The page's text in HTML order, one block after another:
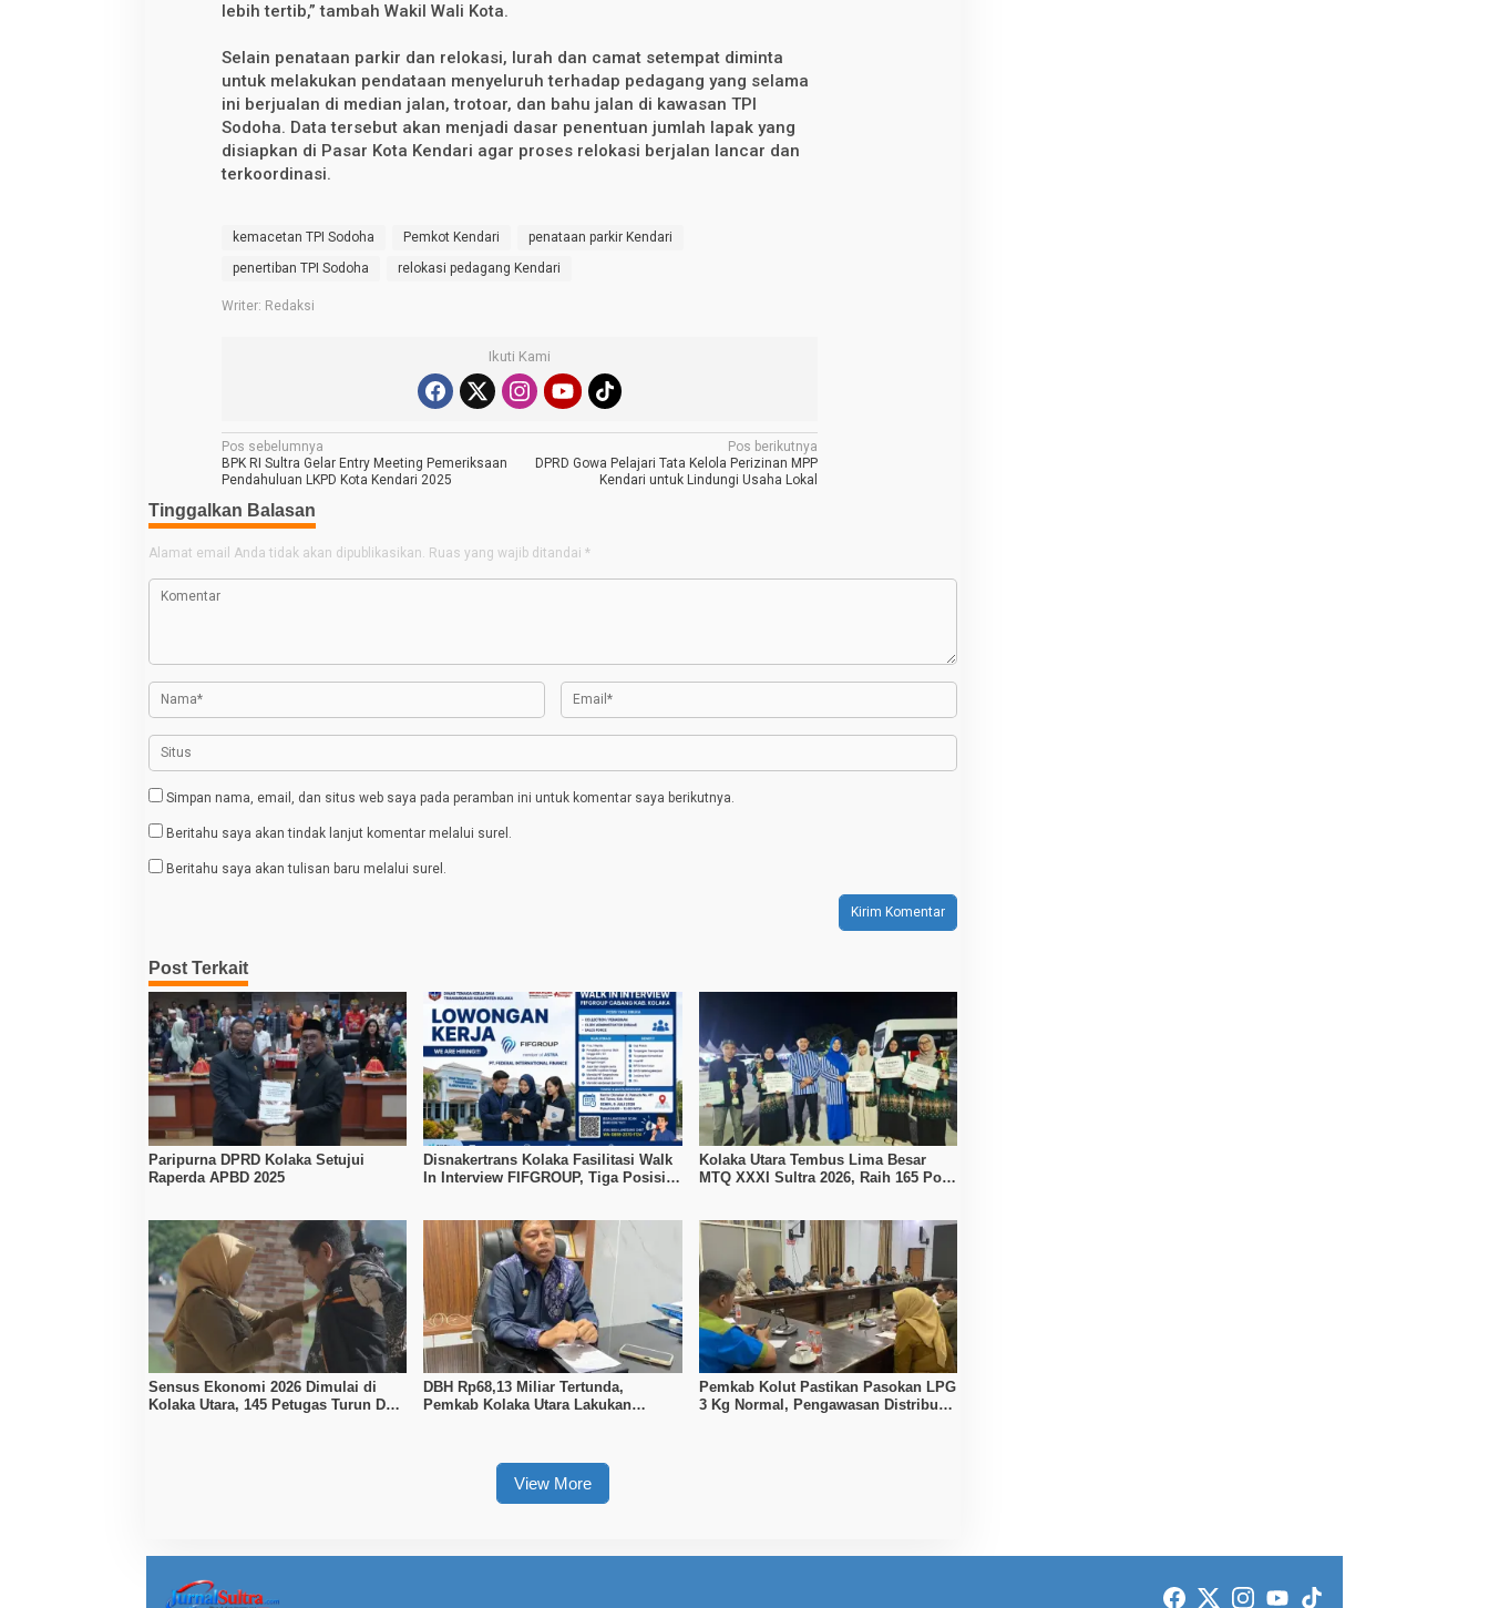
lebih tertib,” tambah Wakil Wali Kota.
Selain penataan parkir dan relokasi, lurah dan camat setempat diminta
untuk melakukan pendataan menyeluruh terhadap pedagang yang selama
ini berjualan di median jalan, trotoar, dan bahu jalan di kawasan TPI
Sodoha. Data tersebut akan menjadi dasar penentuan jumlah lapak yang
disiapkan di Pasar Kota Kendari agar proses relokasi berjalan lancar dan
terkoordinasi.
kemacetan TPI Sodoha Pemkot Kendari
penataan parkir Kendari
penertiban TPI Sodoha
relokasi pedagang Kendari
Writer: Redaksi
Ikuti Kami
N
a
v
i
p
o
s
Pos sebelumnya
BPK RI Sultra Gelar Entry Meeting Pemeriksaan
Pendahuluan LKPD Kota Kendari 2025
Pos berikutnya
DPRD Gowa Pelajari Tata Kelola Perizinan MPP
Kendari untuk Lindungi Usaha Lokal
Tinggalkan Balasan
Alamat email Anda tidak akan dipublikasikan. Ruas yang wajib ditandai *
Simpan nama, email, dan situs web saya pada peramban ini untuk komentar saya berikutnya.
Beritahu saya akan tindak lanjut komentar melalui surel.
Beritahu saya akan tulisan baru melalui surel.
Post Terkait
Paripurna DPRD Kolaka Setujui
Raperda APBD 2025
Disnakertrans Kolaka Fasilitasi Walk
In Interview FIFGROUP, Tiga Posisi
Kolaka Utara Tembus Lima Besar
MTQ XXXI Sultra 2026, Raih 165 Poin
Sensus Ekonomi 2026 Dimulai di
Kolaka Utara, 145 Petugas Turun Data
DBH Rp68,13 Miliar Tertunda,
Pemkab Kolaka Utara Lakukan
Pemkab Kolut Pastikan Pasokan LPG
3 Kg Normal, Pengawasan Distribusi
View More